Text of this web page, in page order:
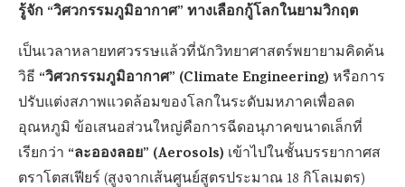
รู้จัก “วิศวกรรมภูมิอากาศ” ทางเลือกกู้โลกในยามวิกฤต
เป็นเวลาหลายทศวรรษแล้วที่นักวิทยาศาสตร์พยายามคิดค้น
วิธี “วิศวกรรมภูมิอากาศ” (Climate Engineering) หรือการ
ปรับแต่งสภาพแวดล้อมของโลกในระดับมหภาคเพื่อลด
อุณหภูมิ ข้อเสนอส่วนใหญ่คือการฉีดอนุภาคขนาดเล็กที่
เรียกว่า “ละอองลอย” (Aerosols) เข้าไปในชั้นบรรยากาศส
ตราโตสเฟียร์ (สูงจากเส้นศูนย์สูตรประมาณ 18 กิโลเมตร)